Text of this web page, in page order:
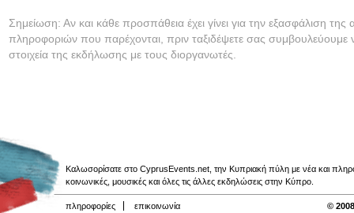
Σημείωση: Αν και κάθε προσπάθεια έχει γίνει για την εξασφάλιση της
πληροφοριών που παρέχονται, πριν ταξιδέψετε σας συμβουλεύουμε
στοιχεία της εκδήλωσης με τους διοργανωτές.
Καλωσορίσατε στο CyprusEvents.net, την Κυπριακή πύλη με νέα και
κοινωνικές, μουσικές και όλες τις άλλες εκδηλώσεις στην Κύπρο.
πληροφορίες επικοινωνία ©